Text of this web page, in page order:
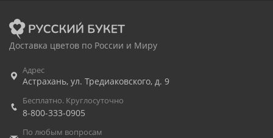
Доставка цветов по России и Миру
Адрес
Астрахань, ул. Тредиаковского, д. 9
Бесплатно. Круглосуточно
8-800-333-0905
По любым вопросам